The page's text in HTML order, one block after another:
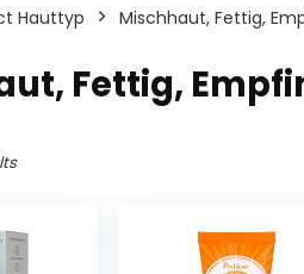
Hauttyp ‎Mischhaut, Fettig,
Fettig,